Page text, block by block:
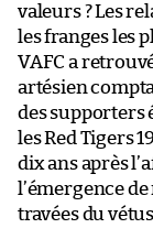
valeurs ? Les
les franges les
VAFC a
artésien
des supporters
les Red Tigers
dix ans après
l’émergence
travées du